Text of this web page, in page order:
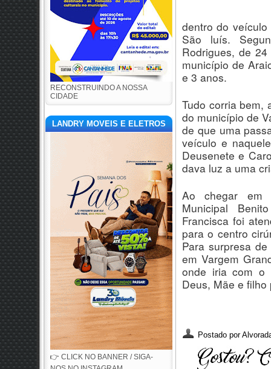
RECONSTRUINDO A NOSSA
CIDADE
LANDRY MOVEIS E ELETROS
👉 CLICK NO BANNER / SIGA-
dentro do
São luís.
Rodrigues, de
município de
e 3 anos.
Tudo corria bem,
do município de
de que uma
veículo e
Deusenete e
dava luz a uma
Ao chegar em
Municipal
Francisca foi
para o centro
Para surpresa
em Vargem
onde iria com o
Deus, Mãe e
Postado por